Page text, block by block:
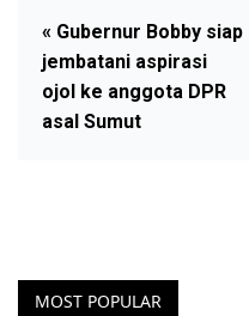
« Gubernur Bobby siap
jembatani aspirasi
ojol ke anggota DPR
asal Sumut
MOST POPULAR